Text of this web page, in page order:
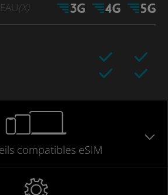
(X)
compatibles eSIM